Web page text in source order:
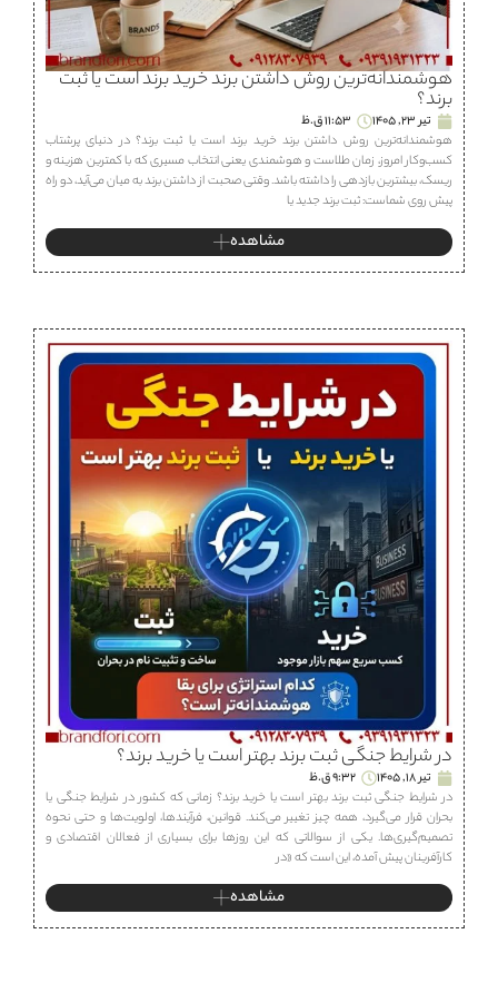
هوشمندانه‌ترین روش داشتن برند خرید برند است یا ثبت
برند؟
تیر 23, 1405
11:53 ق.ظ
هوشمندانه‌ترین روش داشتن برند خرید برند است یا ثبت برند؟ در دنیای پرشتاب
کسب‌وکار امروز، زمان طلاست و هوشمندی یعنی انتخاب مسیری که با کمترین هزینه و
ریسک، بیشترین بازدهی را داشته باشد. وقتی صحبت از داشتن برند به میان می‌آید، دو راه
پیش روی شماست: ثبت برند جدید یا
مشاهده
در شرایط جنگی ثبت برند بهتر است یا خرید برند؟
تیر 18, 1405
9:32 ق.ظ
در شرایط جنگی ثبت برند بهتر است یا خرید برند؟ زمانی که کشور در شرایط جنگی یا
بحران قرار می‌گیرد، همه چیز تغییر می‌کند. قوانین، فرآیندها، اولویت‌ها و حتی نحوه
تصمیم‌گیری‌ها. یکی از سوالاتی که این روزها برای بسیاری از فعالان اقتصادی و
کارآفرینان پیش آمده، این است که «در
مشاهده